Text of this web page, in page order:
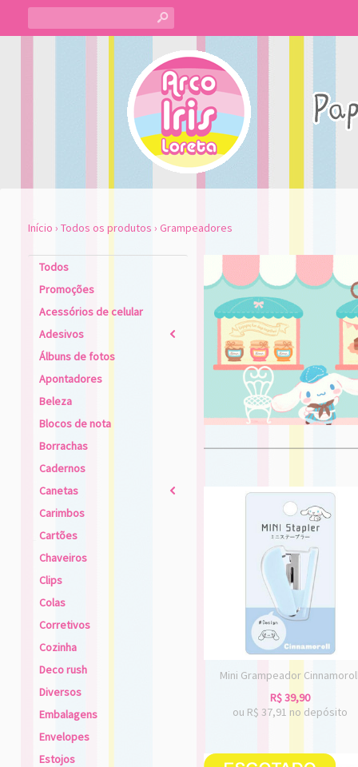
s
Início › Todos os produtos › Grampeadores
Todos
Promoções
Acessórios de celular
Adesivos
2
Álbuns de fotos
Apontadores
Beleza
Blocos de nota
Borrachas
Cadernos
Canetas
2
Carimbos
Cartões
Chaveiros
Clips
Colas
Corretivos
Cozinha
Deco rush
Diversos
Embalagens
Envelopes
Estojos
Mini Grampeador
R$39,90
ou R$ 37,91 no depósito